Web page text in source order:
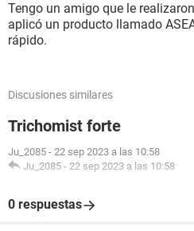
Tengo un amigo que le
aplicó un producto llamado
rápido.
Discusiones similares
Trichomist forte
Ju_2085 - 22 sep 2023 a las 10:58
Ju_2085 - 22 sep 2023 a las 10:58
0 respuestas